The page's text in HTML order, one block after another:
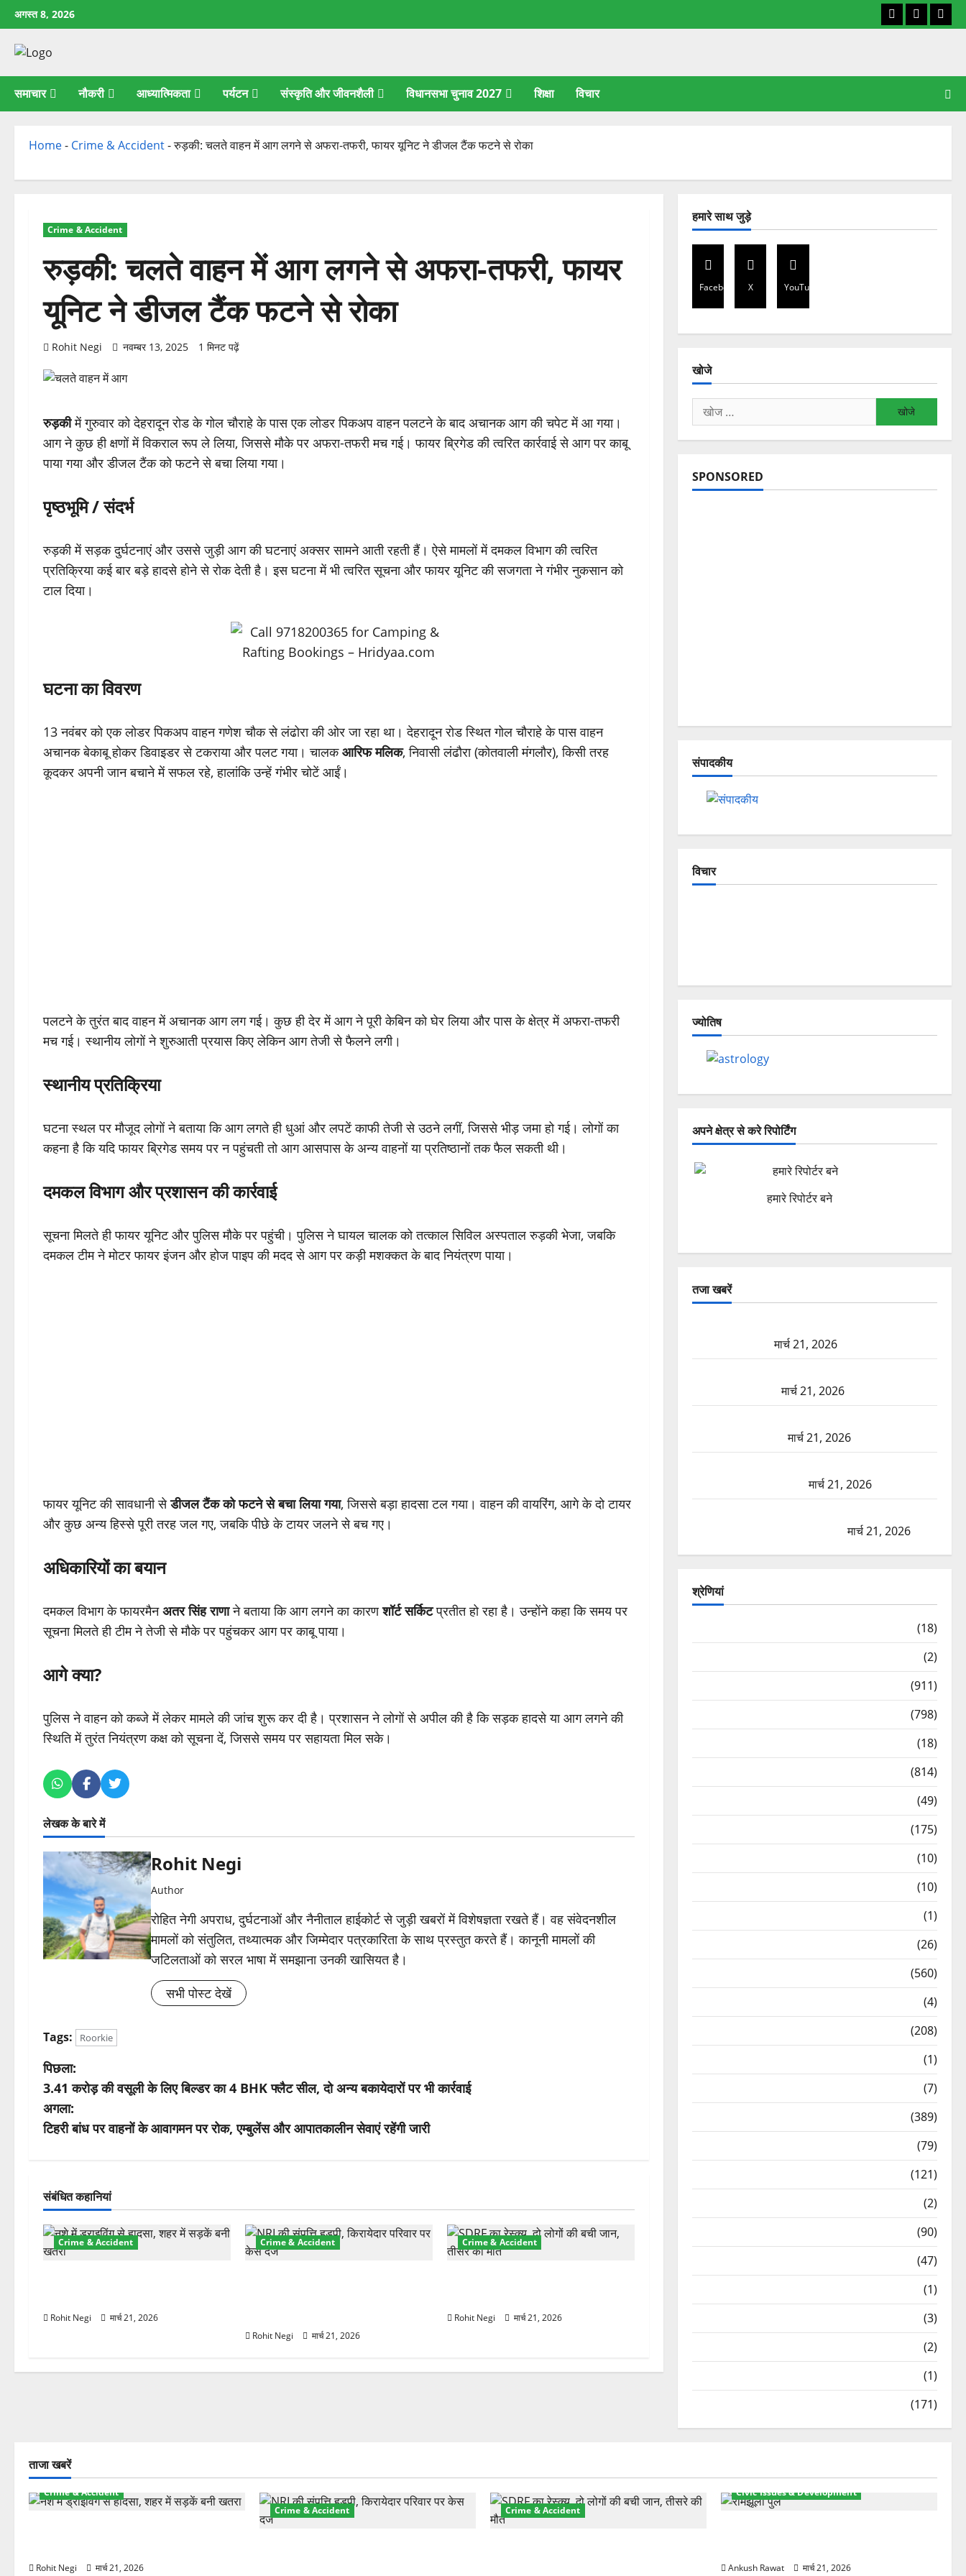
छोड़कर
सामग्री
अगस्त 8, 2026 Facebook
X
समाचार नौकरी आध्यात्मिकता पर्यटन संस्कृति और जीवनशैली विधानसभा चुनाव 2027 शिक्षा विचार
Home- Crime & Accident-रुड़की: चलते वाहन में आग लगने से अफरा-तफरी, फायर यूनिट ने डीजल टैंक फटने से रोका
Crime & Accident
रुड़की: चलते वाहन में आग लगने से अफरा-तफरी, फायर
यूनिट ने डीजल टैंक फटने से रोका
Rohit Negi नवम्बर 13, 2025 1 मिनट पढ़ें
रुड़कीमें गुरुवार को देहरादून रोड के गोल चौराहे के पास एक लोडर पिकअप वाहन पलटने के बाद अचानक आग की चपेट में आ गया।
आग ने कुछ ही क्षणों में विकराल रूप ले लिया, जिससे मौके पर अफरा-तफरी मच गई। फायर ब्रिगेड की त्वरित कार्रवाई से आग पर काबू
पाया गया और डीजल टैंक को फटने से बचा लिया गया।
पृष्ठभूमि / संदर्भ
रुड़की में सड़क दुर्घटनाएं और उससे जुड़ी आग की घटनाएं अक्सर सामने आती रहती हैं। ऐसे मामलों में दमकल विभाग की त्वरित
प्रतिक्रिया कई बार बड़े हादसे होने से रोक देती है। इस घटना में भी त्वरित सूचना और फायर यूनिट की सजगता ने गंभीर नुकसान को
टाल दिया।
घटना का विवरण
13 नवंबर को एक लोडर पिकअप वाहन गणेश चौक से लंढोरा की ओर जा रहा था। देहरादून रोड स्थित गोल चौराहे के पास वाहन
अचानक बेकाबू होकर डिवाइडर से टकराया और पलट गया। चालकआरिफ मलिक, निवासी लंढौरा (कोतवाली मंगलौर), किसी तरह
कूदकर अपनी जान बचाने में सफल रहे, हालांकि उन्हें गंभीर चोटें आईं।
पलटने के तुरंत बाद वाहन में अचानक आग लग गई। कुछ ही देर में आग ने पूरी केबिन को घेर लिया और पास के क्षेत्र में अफरा-तफरी
मच गई। स्थानीय लोगों ने शुरुआती प्रयास किए लेकिन आग तेजी से फैलने लगी।
स्थानीय प्रतिक्रिया
घटना स्थल पर मौजूद लोगों ने बताया कि आग लगते ही धुआं और लपटें काफी तेजी से उठने लगीं, जिससे भीड़ जमा हो गई। लोगों का
कहना है कि यदि फायर ब्रिगेड समय पर न पहुंचती तो आग आसपास के अन्य वाहनों या प्रतिष्ठानों तक फैल सकती थी।
दमकल विभाग और प्रशासन की कार्रवाई
सूचना मिलते ही फायर यूनिट और पुलिस मौके पर पहुंची। पुलिस ने घायल चालक को तत्काल सिविल अस्पताल रुड़की भेजा, जबकि
दमकल टीम ने मोटर फायर इंजन और होज पाइप की मदद से आग पर कड़ी मशक्कत के बाद नियंत्रण पाया।
फायर यूनिट की सावधानी सेडीजल टैंक को फटने से बचा लिया गया, जिससे बड़ा हादसा टल गया। वाहन की वायरिंग, आगे के दो टायर
और कुछ अन्य हिस्से पूरी तरह जल गए, जबकि पीछे के टायर जलने से बच गए।
अधिकारियों का बयान
दमकल विभाग के फायरमैनअतर सिंह राणाने बताया कि आग लगने का कारणशॉर्ट सर्किटप्रतीत हो रहा है। उन्होंने कहा कि समय पर
सूचना मिलते ही टीम ने तेजी से मौके पर पहुंचकर आग पर काबू पाया।
आगे क्या?
पुलिस ने वाहन को कब्जे में लेकर मामले की जांच शुरू कर दी है। प्रशासन ने लोगों से अपील की है कि सड़क हादसे या आग लगने की
स्थिति में तुरंत नियंत्रण कक्ष को सूचना दें, जिससे समय पर सहायता मिल सके।
लेखक के बारे में
Rohit Negi
Author
रोहित नेगी अपराध, दुर्घटनाओं और नैनीताल हाईकोर्ट से जुड़ी खबरों में विशेषज्ञता रखते हैं। वह संवेदनशील
मामलों को संतुलित, तथ्यात्मक और जिम्मेदार पत्रकारिता के साथ प्रस्तुत करते हैं। कानूनी मामलों की
जटिलताओं को सरल भाषा में समझाना उनकी खासियत है।
सभी पोस्ट देखें
Tags: Roorkie
पो
स्ट
ने
गे
श
न
पिछला:
3.41 करोड़ की वसूली के लिए बिल्डर का 4 BHK फ्लैट सील, दो अन्य बकायेदारों पर भी कार्रवाई
अगला:
टिहरी बांध पर वाहनों के आवागमन पर रोक, एम्बुलेंस और आपातकालीन सेवाएं रहेंगी जारी
संबंधित कहानियां
Crime & Accident
Rohit Negi मार्च 21, 2026
Crime & Accident
Rohit Negi मार्च 21, 2026
Crime & Accident
Rohit Negi मार्च 21, 2026
हमारे साथ जुड़े
Facebook X YouTube
खोजे
निम्न
को
खोजें:
SPONSORED
संपादकीय
विचार
ज्योतिष
अपने क्षेत्र से करे रिपोर्टिंग
हमारे रिपोर्टर बने
तजा खबरें
मार्च 21, 2026
मार्च 21, 2026
मार्च 21, 2026
मार्च 21, 2026
मार्च 21, 2026
श्रेणियां
(18)
(2)
(911)
(798)
(18)
(814)
(49)
(175)
(10)
(10)
(1)
(26)
(560)
(4)
(208)
(1)
(7)
(389)
(79)
(121)
(2)
(90)
(47)
(1)
(3)
(2)
(1)
(171)
ताजा खबरें
Crime & Accident
Rohit Negi मार्च 21, 2026
Crime & Accident Crime & Accident
Civic Issues & Development
Ankush Rawat मार्च 21, 2026